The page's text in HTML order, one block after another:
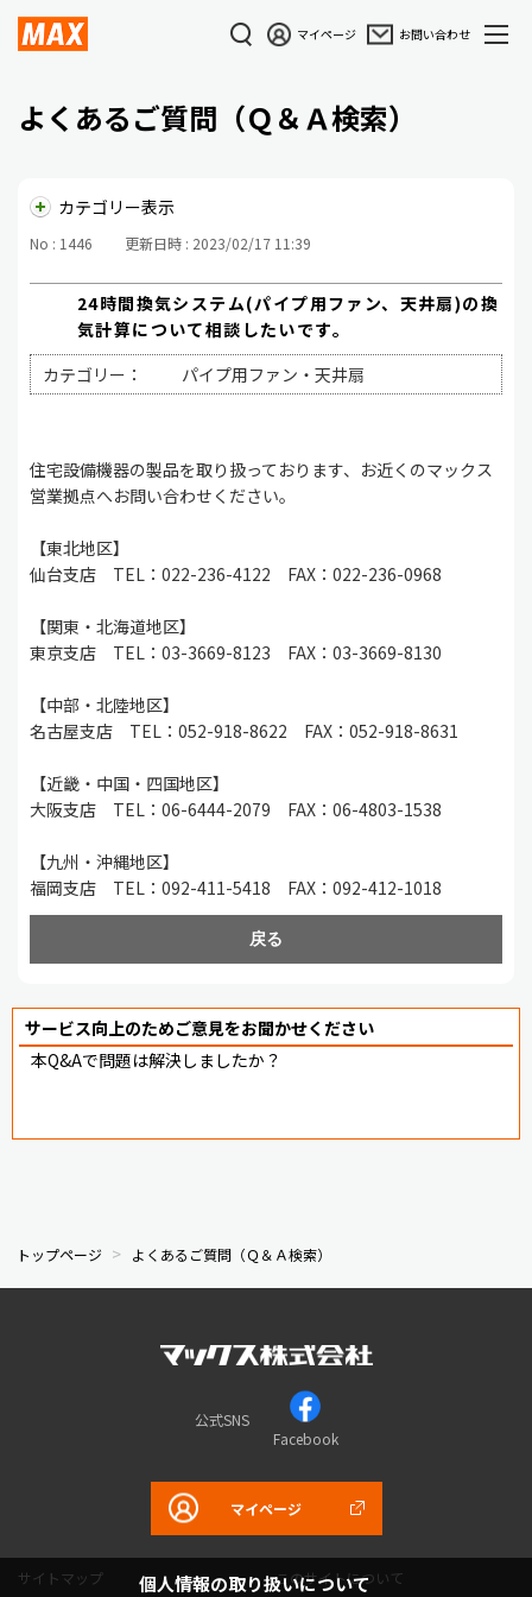
マイページ お問い合わせ
よくあるご質問（Ｑ＆Ａ検索）
個人情報の取り扱いについて
カテゴリー表示
No : 1446 更新日時 : 2023/02/17 11:39
24時間換気システム(パイプ用ファン、天井扇)の換
気計算について相談したいです。
カテゴリー：
パイプ用ファン・天井扇
住宅設備機器の製品を取り扱っております、お近くのマックス
営業拠点へお問い合わせください。
【東北地区】
仙台支店 TEL：022-236-4122 FAX：022-236-0968
【関東・北海道地区】
東京支店 TEL：03-3669-8123 FAX：03-3669-8130
【中部・北陸地区】
名古屋支店 TEL：052-918-8622 FAX：052-918-8631
【近畿・中国・四国地区】
大阪支店 TEL：06-6444-2079 FAX：06-4803-1538
【九州・沖縄地区】
福岡支店 TEL：092-411-5418 FAX：092-412-1018
戻る
サービス向上のためご意見をお聞かせください
本Q&Aで問題は解決しましたか？
トップページ よくあるご質問（Ｑ＆Ａ検索）
公式SNS
Facebook
マイページ
サイトマップ このサイトについて